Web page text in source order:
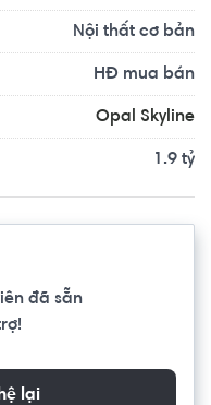
Trẩn Đại Nghĩa
Bình Triệu khoảng
khoảng 9.8km. Tọa lạc
Nội thất cơ bản
HĐ mua bán
Opal Skyline
1.9 tỷ
đã sẵn
lại